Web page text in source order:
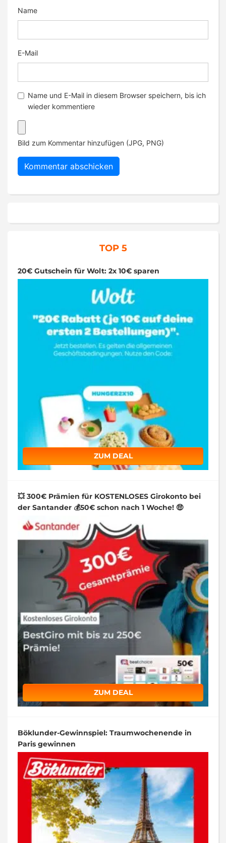
Name
E-Mail
Name und E-Mail in diesem Browser speichern, bis ich
wieder kommentiere
Bild zum Kommentar hinzufügen (JPG, PNG)
TOP 5
20€ Gutschein für Wolt: 2x 10€ sparen
ZUM DEAL
💥 300€ Prämien für KOSTENLOSES Girokonto bei
der Santander 💰50€ schon nach 1 Woche! 🤑
ZUM DEAL
Böklunder-Gewinnspiel: Traumwochenende in
Paris gewinnen